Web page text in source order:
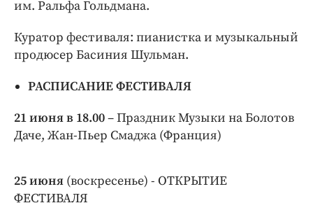
им. Ральфа Гольдмана.
Куратор фестиваля: пианистка и музыкальный
продюсер Басиния Шульман.
РАСПИСАНИЕ ФЕСТИВАЛЯ
21 июня в 18.00– Праздник Музыки на Болотов
Даче, Жан-Пьер Смаджа (Франция)
25 июня (воскресенье) - ОТКРЫТИЕ
ФЕСТИВАЛЯ